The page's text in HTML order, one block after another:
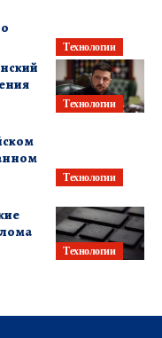
Технологии
Технологии
Технологии
Технологии